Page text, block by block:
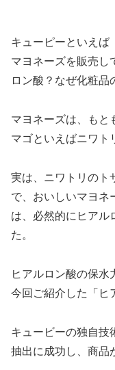
キューピーといえば
マヨネーズを販売し
ロン酸？なぜ化粧品
マヨネーズは、もと
マゴといえばニワト
実は、ニワトリのト
で、おいしいマヨネ
は、必然的にヒアル
た。
ヒアルロン酸の保水
今回ご紹介した「ヒ
キュービーの独自技
抽出に成功し、商品